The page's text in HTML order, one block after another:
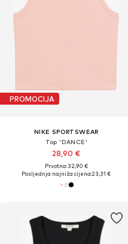
PROMOCIJA
NIKE SPORTSWEAR
Top 'DANCE'
28,90 €
Prvotno: 32,90 €
Posljednja najniža cijena:23,31 €